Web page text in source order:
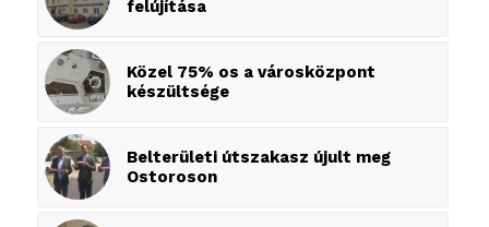
felújítása
Közel 75% os a városközpont
készültsége
Belterületi útszakasz újult meg
Ostoroson